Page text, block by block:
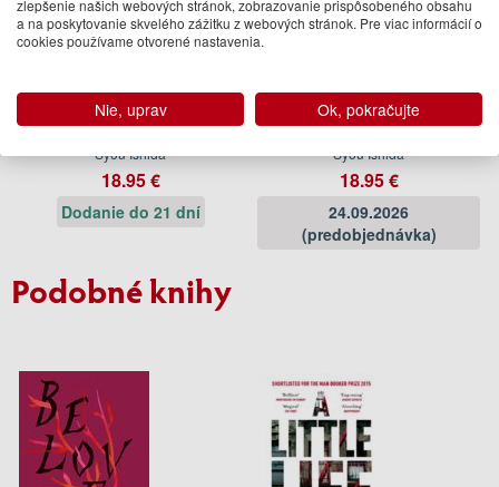
We'll Prescribe You Another
Cat
Syou Ishida
18.95 €
Dodanie do 21 dní
Welcome to the Kokoro Cat
Clinic
Syou Ishida
18.95 €
24.09.2026
(predobjednávka)
Podobné knihy
zlepšenie našich webových stránok, zobrazovanie prispôsobeného obsahu
a na poskytovanie skvelého zážitku z webových stránok. Pre viac informácií o
cookies používame otvorené nastavenia.
Nie, uprav Ok, pokračujte